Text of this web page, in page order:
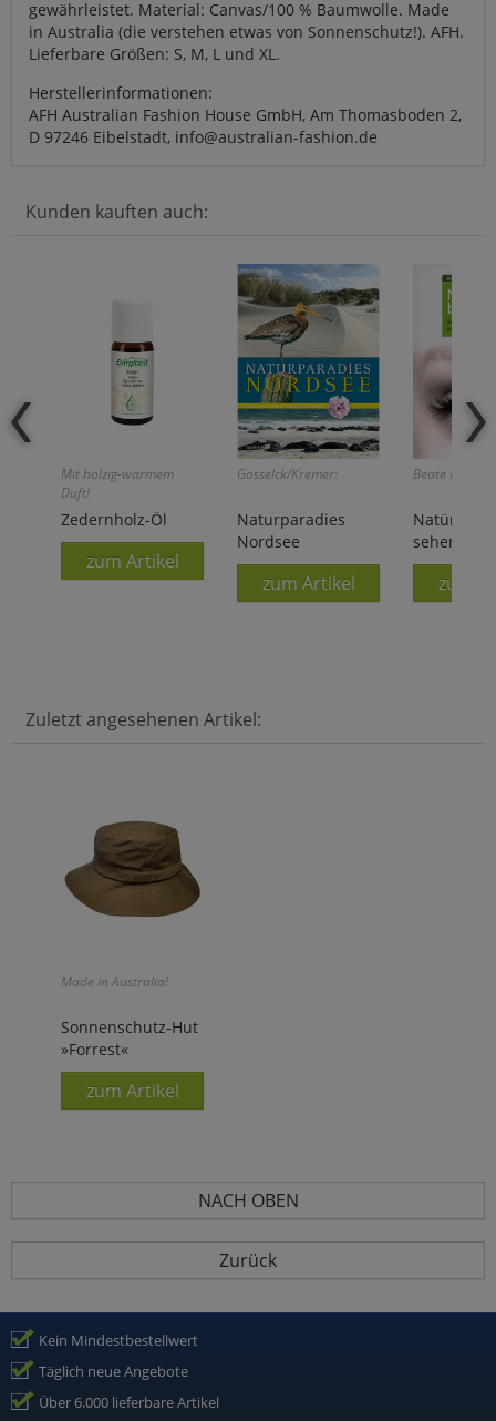
gewährleistet. Material: Canvas/100 % Baumwolle. Made
in Australia (die verstehen etwas von Sonnenschutz!). AFH.
Lieferbare Größen: S, M, L und XL.
Herstellerinformationen:
AFH Australian Fashion House GmbH, Am Thomasboden 2,
D 97246 Eibelstadt, info@australian-fashion.de
Kunden kauften auch:
Mit holzig-warmem
Duft!
Zedernholz-Öl
zum Artikel
Gosselck/Kremer:
Naturparadies
Nordsee
zum Artikel
Beate
Natürlich
sehen
zum
Zuletzt angesehenen Artikel:
Made in Australia!
Sonnenschutz-Hut
»Forrest«
zum Artikel
NACH OBEN
Zurück
Kein Mindestbestellwert
Täglich neue Angebote
Über 6.000 lieferbare Artikel